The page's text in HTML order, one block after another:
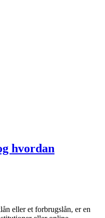
hvordan
eller et forbrugslån, er en